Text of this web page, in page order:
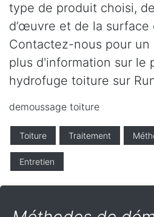
type de produit choisi,
d’œuvre et de la surface
Contactez-nous pour
plus d'information sur le
hydrofuge toiture sur
demoussage toiture
Toiture Traitement
Entretien